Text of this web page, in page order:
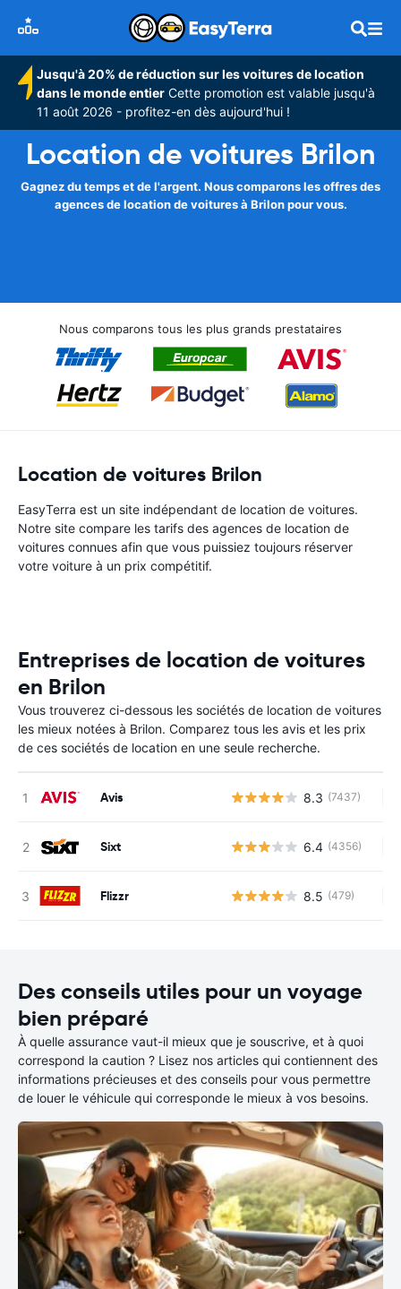
Jusqu'à 20% de réduction sur les voitures de location
dans le monde entier Cette promotion est valable jusqu'à
11 août 2026 - profitez-en dès aujourd'hui !
Location de voitures Brilon
Gagnez du temps et de l'argent. Nous comparons les offres des
agences de location de voitures à Brilon pour vous.
Nous comparons tous les plus grands prestataires
Location de voitures Brilon
EasyTerra est un site indépendant de location de voitures.
Notre site compare les tarifs des agences de location de
voitures connues afin que vous puissiez toujours réserver
votre voiture à un prix compétitif.
Entreprises de location de voitures
en Brilon
Vous trouverez ci-dessous les sociétés de location de voitures
les mieux notées à Brilon. Comparez tous les avis et les prix
de ces sociétés de location en une seule recherche.
Avis 8.3 (7437)
Sixt 6.4 (4356)
Flizzr 8.5 (479)
Des conseils utiles pour un voyage
bien préparé
À quelle assurance vaut-il mieux que je souscrive, et à quoi
correspond la caution ? Lisez nos articles qui contiennent des
informations précieuses et des conseils pour vous permettre
de louer le véhicule qui corresponde le mieux à vos besoins.